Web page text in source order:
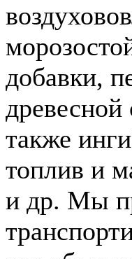
добавки,
также
топлив и
и др. Мы